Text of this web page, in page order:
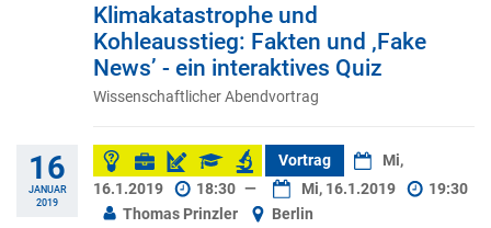
Klimakatastrophe und
Kohleausstieg: Fakten und ‚Fake
News’ - ein interaktives Quiz
Wissenschaftlicher Abendvortrag
16
JANUAR
2019
Vortrag
Mi,
16.1.2019
18:30 — Mi, 16.1.2019
19:30
Thomas Prinzler
Berlin